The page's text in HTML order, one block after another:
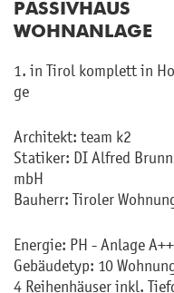
PAS­SIV­HAUS
WOHN­AN­LA­GE
1. in Tirol kom­plett in
ge
Ar­chi­tekt: team k2
Sta­ti­ker: DI Al­fred
mbH
Bau­herr: Ti­ro­ler
En­er­gie: PH - An­la­ge A++
Ge­bäu­de­typ: 10
4 Rei­hen­häu­ser inkl.